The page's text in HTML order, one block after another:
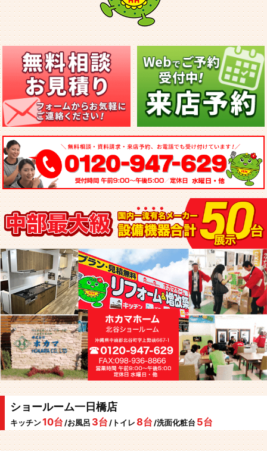
ショールーム一日橋店
キッチン10台 /お風呂 3台 /トイレ 8台 /洗面化粧台 5台